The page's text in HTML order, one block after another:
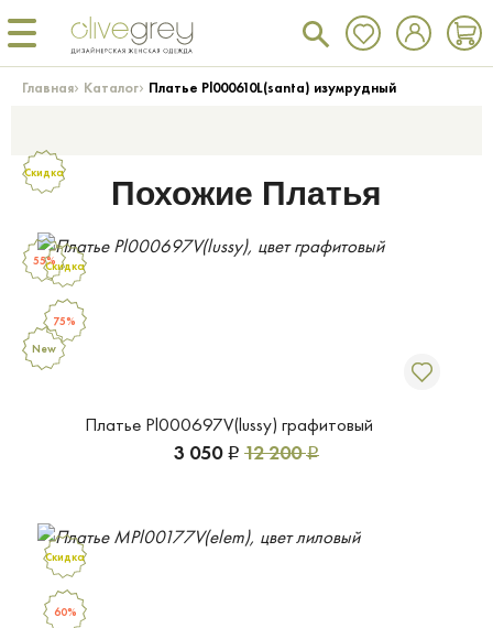
Главная› Каталог› Платье Pl000610L(santa) изумрудный
Скидка
55%
New
Похожие Платья
Платье Pl000697V(lussy) графитовый
3 050 Р 12 200Р
Скидка
75%
Скидка
60%